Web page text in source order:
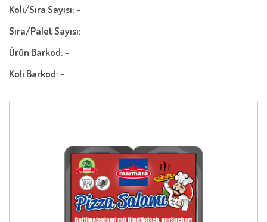
Koli/Sıra Sayısı:-
Sıra/Palet Sayısı:-
Ürün Barkod:-
Koli Barkod:-